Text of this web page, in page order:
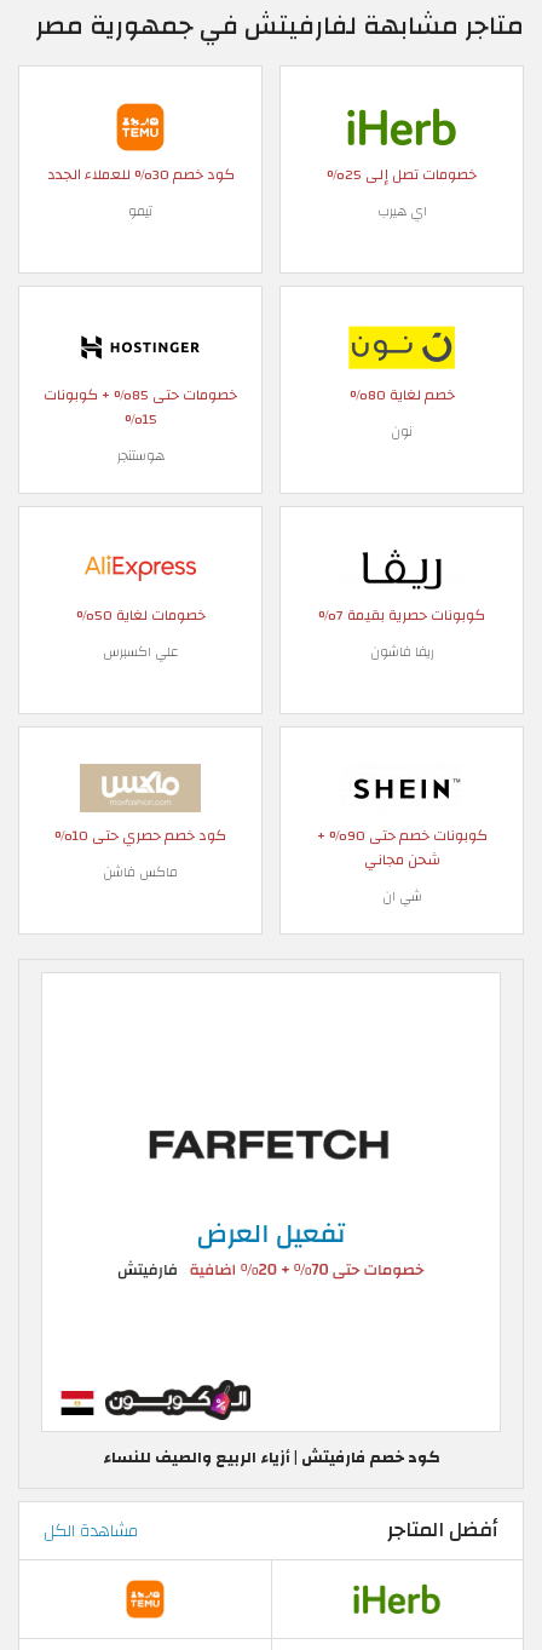
متاجر مشابهة لفارفيتش في جمهورية مصر
خصومات تصل إلى 25%
اي هيرب
كود خصم 30% للعملاء الجدد
تيمو
خصم لغاية 80%
نون
خصومات حتى 85% + كوبونات
15%
هوستنجر
كوبونات حصرية بقيمة 7%
ريفا فاشون
خصومات لغاية 50%
علي اكسبرس
كوبونات خصم حتى 90% +
شحن مجاني
شي ان
كود خصم حصري حتى 10%
ماكس فاشن
كود خصم فارفيتش | أزياء الربيع والصيف للنساء
أفضل المتاجر مشاهدة الكل